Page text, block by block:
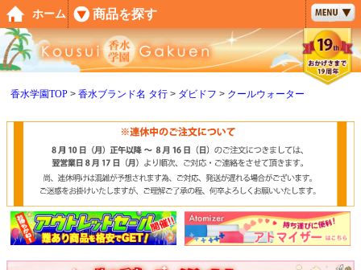
香水学園TOP 香水ブランド名 タ行 ダビドフ クールウォーター
ペー
ジト
ップ
へ
ホーム 商品を探す